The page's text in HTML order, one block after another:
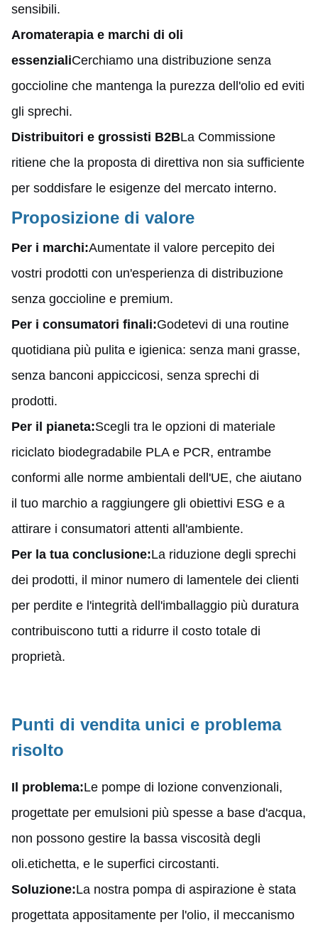
sensibili.
Aromaterapia e marchi di oli
essenzialiCerchiamo una distribuzione senza
goccioline che mantenga la purezza dell'olio ed eviti
gli sprechi.
Distribuitori e grossisti B2BLa Commissione
ritiene che la proposta di direttiva non sia sufficiente
per soddisfare le esigenze del mercato interno.
Proposizione di valore
Per i marchi:Aumentate il valore percepito dei
vostri prodotti con un'esperienza di distribuzione
senza goccioline e premium.
Per i consumatori finali:Godetevi di una routine
quotidiana più pulita e igienica: senza mani grasse,
senza banconi appiccicosi, senza sprechi di
prodotti.
Per il pianeta:Scegli tra le opzioni di materiale
riciclato biodegradabile PLA e PCR, entrambe
conformi alle norme ambientali dell'UE, che aiutano
il tuo marchio a raggiungere gli obiettivi ESG e a
attirare i consumatori attenti all'ambiente.
Per la tua conclusione:La riduzione degli sprechi
dei prodotti, il minor numero di lamentele dei clienti
per perdite e l'integrità dell'imballaggio più duratura
contribuiscono tutti a ridurre il costo totale di
proprietà.
Punti di vendita unici e problema
risolto
Il problema:Le pompe di lozione convenzionali,
progettate per emulsioni più spesse a base d'acqua,
non possono gestire la bassa viscosità degli
oli.etichetta, e le superfici circostanti.
Soluzione:La nostra pompa di aspirazione è stata
progettata appositamente per l'olio, il meccanismo